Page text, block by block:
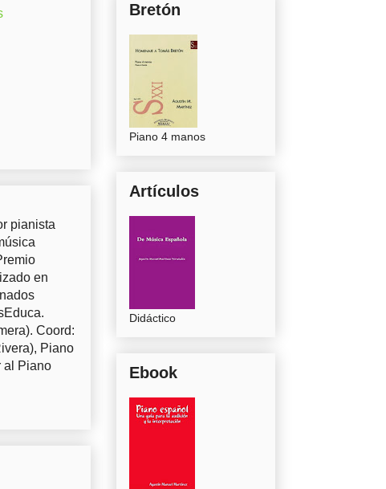
pianista
en
Coord:
Piano
al Piano
Bretón
Piano 4 manos
Artículos
Didáctico
Ebook